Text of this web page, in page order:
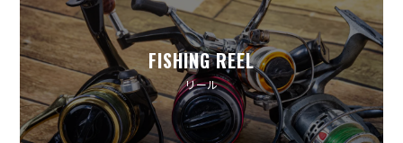
FISHING REEL
リール